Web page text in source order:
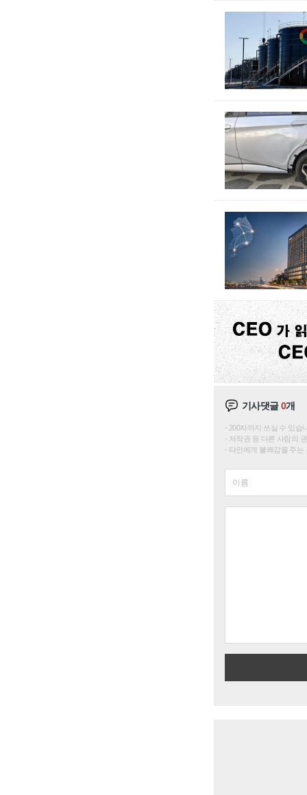
기사댓글0개
200자까지 쓰실 수 있습
저작권 등 다른 사람의
타인에게 불쾌감을 주는